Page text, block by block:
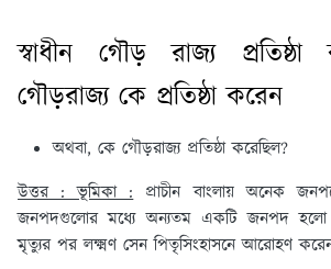
স্বাধীন গৌড় রাজ্য
গৌড়রাজ্য কে প্রতিষ্ঠা করেন
অথবা, কে গৌড়রাজ্য প্রতিষ্ঠা করেছিল?
উত্তর : ভূমিকা :প্রাচীন বাংলায় অনেক
জনপদগুলোর মধ্যে অন্যতম একটি জনপদ
মৃত্যুর পর লক্ষ্মণ সেন পিতৃসিংহাসনে আরোহণ